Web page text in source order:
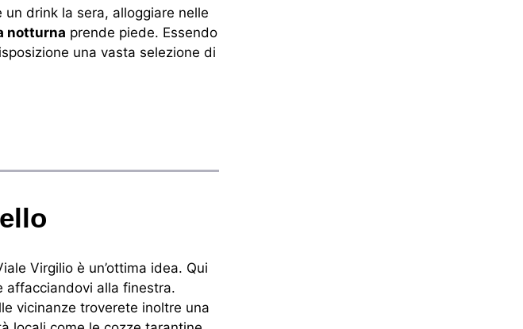
drink la sera, alloggiare nelle
notturna prende piede. Essendo
una vasta selezione di
Virgilio è un’ottima idea. Qui
affacciandovi alla finestra.
vicinanze troverete inoltre una